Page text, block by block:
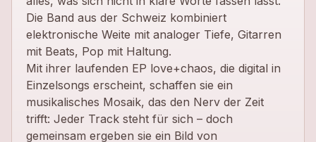
Die Band aus der Schweiz kombiniert
elektronische Weite mit analoger Tiefe, Gitarren
mit Beats, Pop mit Haltung.
Mit ihrer laufenden EP love+chaos, die digital in
Einzelsongs erscheint, schaffen sie ein
musikalisches Mosaik, das den Nerv der Zeit
trifft: Jeder Track steht für sich – doch
gemeinsam ergeben sie ein Bild von